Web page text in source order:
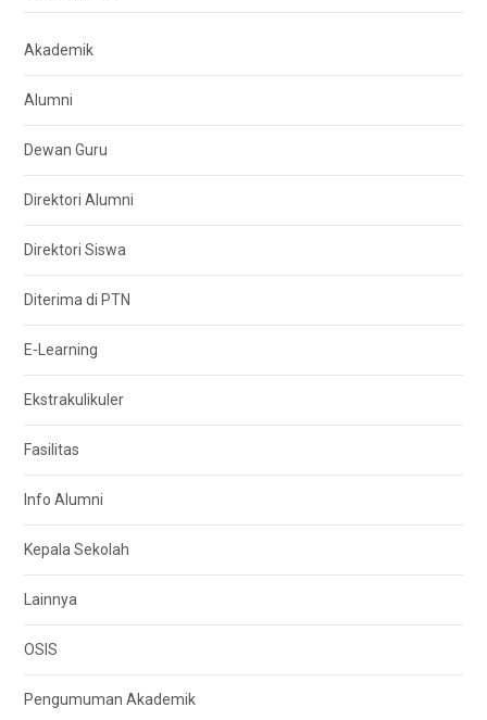
Akademik
Alumni
Dewan Guru
Direktori Alumni
Direktori Siswa
Diterima di PTN
E-Learning
Ekstrakulikuler
Fasilitas
Info Alumni
Kepala Sekolah
Lainnya
OSIS
Pengumuman Akademik